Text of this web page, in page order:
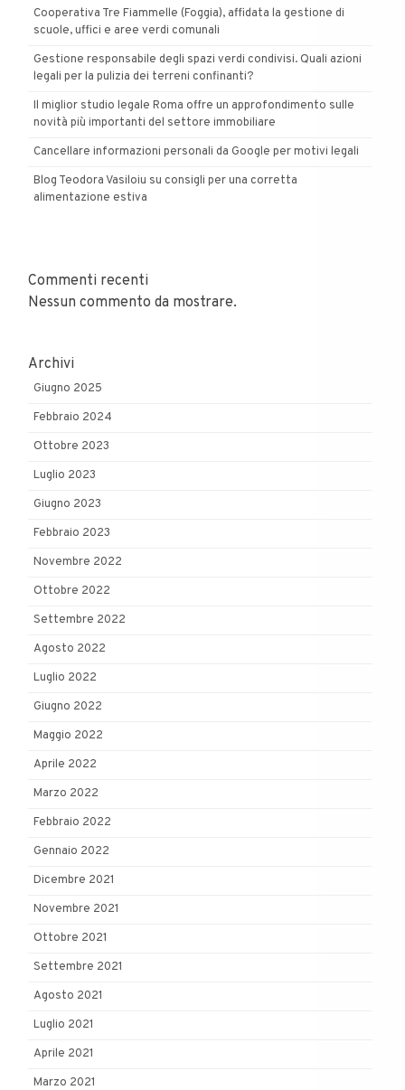
Cooperativa Tre Fiammelle (Foggia), affidata la gestione di
scuole, uffici e aree verdi comunali
Gestione responsabile degli spazi verdi condivisi. Quali azioni
legali per la pulizia dei terreni confinanti?
Il miglior studio legale Roma offre un approfondimento sulle
novità più importanti del settore immobiliare
Cancellare informazioni personali da Google per motivi legali
Blog Teodora Vasiloiu su consigli per una corretta
alimentazione estiva
Commenti recenti
Nessun commento da mostrare.
Archivi
Giugno 2025
Febbraio 2024
Ottobre 2023
Luglio 2023
Giugno 2023
Febbraio 2023
Novembre 2022
Ottobre 2022
Settembre 2022
Agosto 2022
Luglio 2022
Giugno 2022
Maggio 2022
Aprile 2022
Marzo 2022
Febbraio 2022
Gennaio 2022
Dicembre 2021
Novembre 2021
Ottobre 2021
Settembre 2021
Agosto 2021
Luglio 2021
Aprile 2021
Marzo 2021